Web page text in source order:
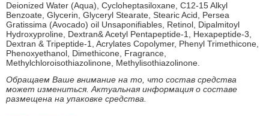
Deionized Water (Aqua), Cycloheptasiloxane, C12-15 Alkyl
Benzoate, Glycerin, Glyceryl Stearate, Stearic Acid, Persea
Gratissima (Avocado) oil Unsaponifiables, Retinol, Dipalmitoyl
Hydroxyproline, Dextran& Acetyl Pentapeptide-1, Hexapeptide-3,
Dextran & Tripeptide-1, Acrylates Copolymer, Phenyl Trimethicone,
Phenoxyethanol, Dimethicone, Fragrance,
Methylchloroisothiazolinone, Methylisothiazolinone.
Обращаем Ваше внимание на то, что состав средства
может измениться. Актуальная информация о составе
размещена на упаковке средства.